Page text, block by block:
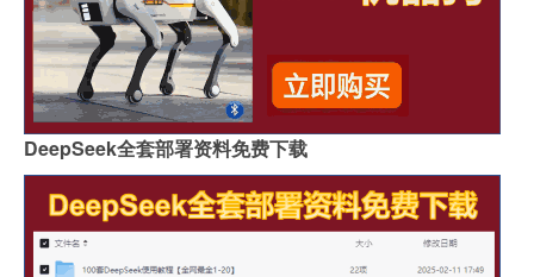
DeepSeek全套部署资料免费下载